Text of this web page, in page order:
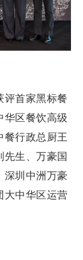
评首家黑标餐
华区餐饮高级
餐行政总厨王
生、万豪国
深圳中洲万豪
大中华区运营